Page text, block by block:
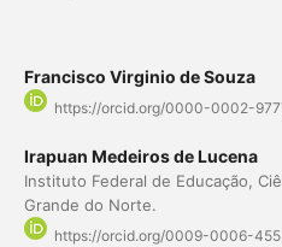
Francisco Virginio de Souza
https://orcid.org/0000-0002-
Irapuan Medeiros de Lucena
Instituto Federal de Educação,
Grande do Norte.
https://orcid.org/0009-0006-